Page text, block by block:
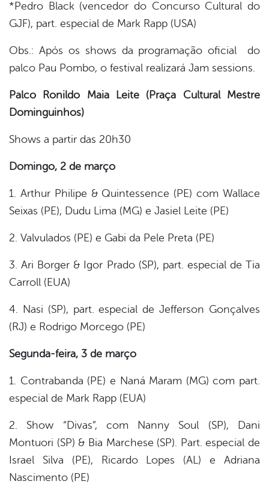
*Pedro Black (vencedor do Concurso Cultural do
GJF), part. especial de Mark Rapp (USA)
Obs.: Após os shows da programação oficial do
palco Pau Pombo, o festival realizará Jam sessions.
Palco Ronildo Maia Leite (Praça Cultural Mestre
Dominguinhos)
Shows a partir das 20h30
Domingo, 2 de março
1. Arthur Philipe & Quintessence (PE) com Wallace
Seixas (PE), Dudu Lima (MG) e Jasiel Leite (PE)
2. Valvulados (PE) e Gabi da Pele Preta (PE)
3. Ari Borger & Igor Prado (SP), part. especial de Tia
Carroll (EUA)
4. Nasi (SP), part. especial de Jefferson Gonçalves
(RJ) e Rodrigo Morcego (PE)
Segunda-feira, 3 de março
1. Contrabanda (PE) e Naná Maram (MG) com part.
especial de Mark Rapp (EUA)
2. Show “Divas”, com Nanny Soul (SP), Dani
Montuori (SP) & Bia Marchese (SP). Part. especial de
Israel Silva (PE), Ricardo Lopes (AL) e Adriana
Nascimento (PE)